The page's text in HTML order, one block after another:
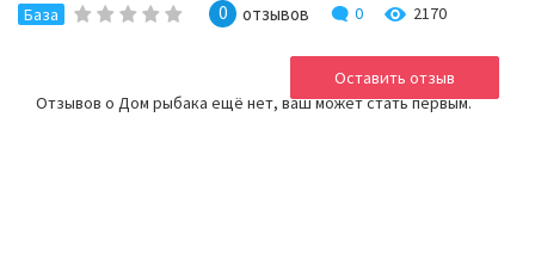
База 0 отзывов 0 2170
Отзывов о Дом рыбака ещё нет, ваш может стать первым.
Оставить отзыв